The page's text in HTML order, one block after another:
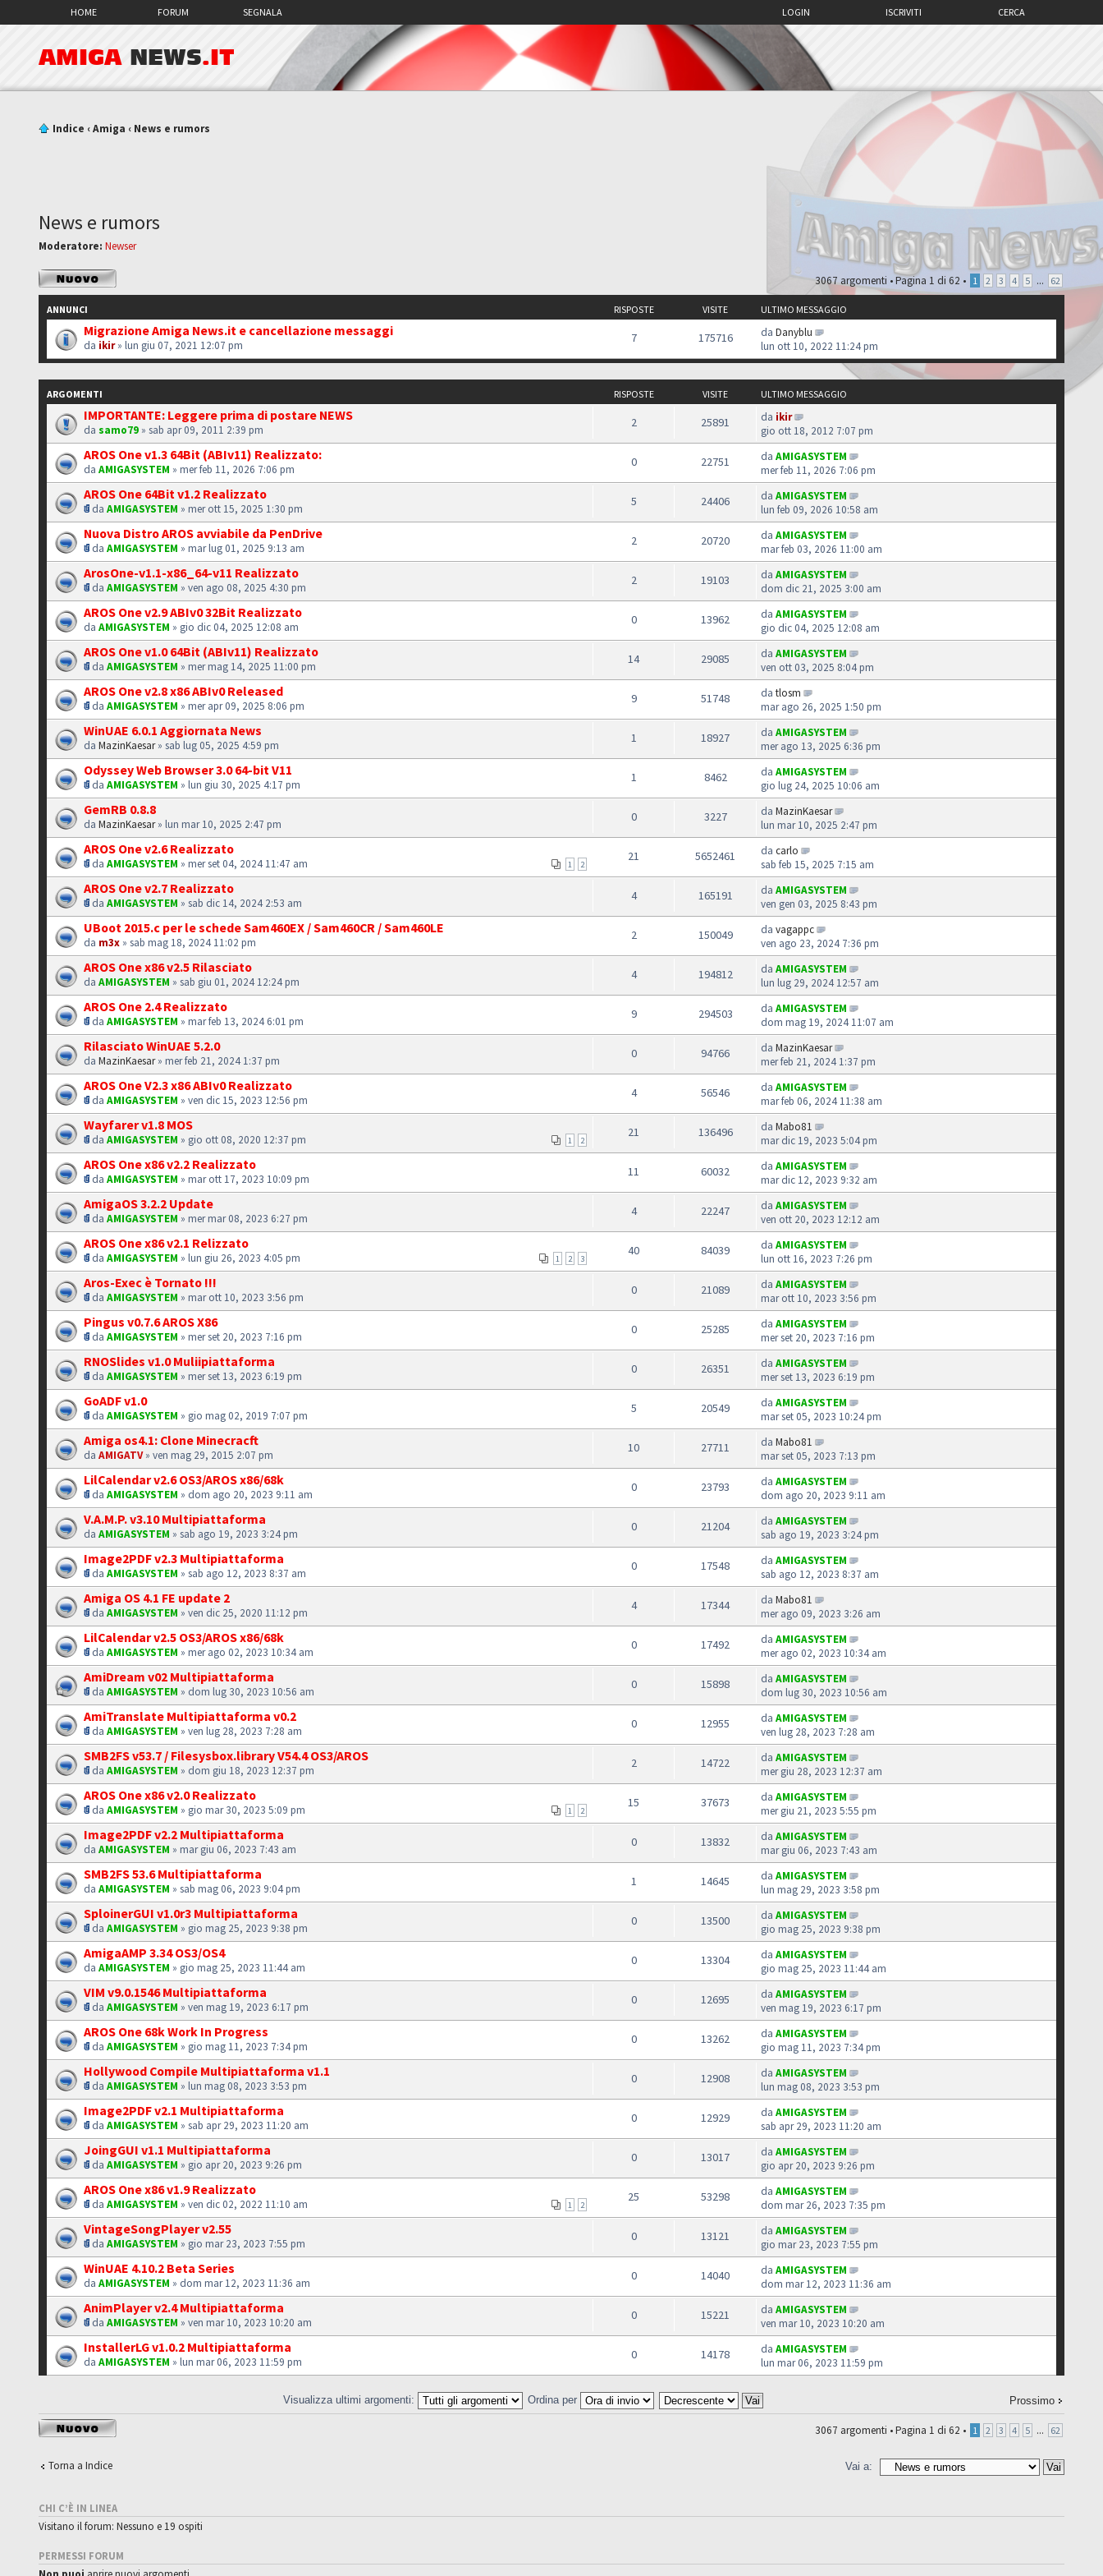
HOME FORUM SEGNALA CERCA
ISCRIVITI
LOGIN
AMIGA NEWS.IT
Indice ‹Amiga ‹ News e rumors
News e rumors
Moderatore: Newser
Scrivi un nuovo
argomento
3067 argomenti •Pagina 1 di 62 • 1 2 3 4 5 ... 62
ANNUNCI RISPOSTE VISITE ULTIMO MESSAGGIO
Migrazione Amiga News.it e cancellazione messaggi
da ikir» lun giu 07, 2021 12:07 pm
7 175716 da Danyblu
lun ott 10, 2022 11:24 pm
ARGOMENTI RISPOSTE VISITE ULTIMO MESSAGGIO
IMPORTANTE: Leggere prima di postare NEWS
da samo79 » sab apr 09, 2011 2:39 pm
2 25891 da ikir
gio ott 18, 2012 7:07 pm
AROS One v1.3 64Bit (ABIv11) Realizzato:
daAMIGASYSTEM » mer feb 11, 2026 7:06 pm
0 22751 da AMIGASYSTEM
mer feb 11, 2026 7:06 pm
AROS One 64Bit v1.2 Realizzato
daAMIGASYSTEM » mer ott 15, 2025 1:30 pm
5 24406 da AMIGASYSTEM
lun feb 09, 2026 10:58 am
Nuova Distro AROS avviabile da PenDrive
daAMIGASYSTEM » mar lug 01, 2025 9:13 am
2 20720 da AMIGASYSTEM
mar feb 03, 2026 11:00 am
ArosOne-v1.1-x86_64-v11 Realizzato
daAMIGASYSTEM » ven ago 08, 2025 4:30 pm
2 19103 da AMIGASYSTEM
dom dic 21, 2025 3:00 am
AROS One v2.9 ABIv0 32Bit Realizzato
daAMIGASYSTEM » gio dic 04, 2025 12:08 am
0 13962 da AMIGASYSTEM
gio dic 04, 2025 12:08 am
AROS One v1.0 64Bit (ABIv11) Realizzato
daAMIGASYSTEM » mer mag 14, 2025 11:00 pm
14 29085 da AMIGASYSTEM
ven ott 03, 2025 8:04 pm
AROS One v2.8 x86 ABIv0 Released
daAMIGASYSTEM » mer apr 09, 2025 8:06 pm
9 51748 da tlosm
mar ago 26, 2025 1:50 pm
WinUAE 6.0.1 Aggiornata News
daMazinKaesar» sab lug 05, 2025 4:59 pm
1 18927 da AMIGASYSTEM
mer ago 13, 2025 6:36 pm
Odyssey Web Browser 3.0 64-bit V11
daAMIGASYSTEM » lun giu 30, 2025 4:17 pm
1 8462 da AMIGASYSTEM
gio lug 24, 2025 10:06 am
GemRB 0.8.8
daMazinKaesar» lun mar 10, 2025 2:47 pm
0 3227 da MazinKaesar
lun mar 10, 2025 2:47 pm
AROS One v2.6 Realizzato
1 2
daAMIGASYSTEM » mer set 04, 2024 11:47 am
21 5652461 da carlo
sab feb 15, 2025 7:15 am
AROS One v2.7 Realizzato
daAMIGASYSTEM » sab dic 14, 2024 2:53 am
4 165191 da AMIGASYSTEM
ven gen 03, 2025 8:43 pm
UBoot 2015.c per le schede Sam460EX / Sam460CR / Sam460LE
da m3x » sab mag 18, 2024 11:02 pm
2 150049 da vagappc
ven ago 23, 2024 7:36 pm
AROS One x86 v2.5 Rilasciato
daAMIGASYSTEM » sab giu 01, 2024 12:24 pm
4 194812 da AMIGASYSTEM
lun lug 29, 2024 12:57 am
AROS One 2.4 Realizzato
daAMIGASYSTEM » mar feb 13, 2024 6:01 pm
9 294503 da AMIGASYSTEM
dom mag 19, 2024 11:07 am
Rilasciato WinUAE 5.2.0
daMazinKaesar» mer feb 21, 2024 1:37 pm
0 94766 da MazinKaesar
mer feb 21, 2024 1:37 pm
AROS One V2.3 x86 ABIv0 Realizzato
daAMIGASYSTEM » ven dic 15, 2023 12:56 pm
4 56546 da AMIGASYSTEM
mar feb 06, 2024 11:38 am
Wayfarer v1.8 MOS
1 2
daAMIGASYSTEM » gio ott 08, 2020 12:37 pm
21 136496 da Mabo81
mar dic 19, 2023 5:04 pm
AROS One x86 v2.2 Realizzato
daAMIGASYSTEM » mar ott 17, 2023 10:09 pm
11 60032 da AMIGASYSTEM
mar dic 12, 2023 9:32 am
AmigaOS 3.2.2 Update
daAMIGASYSTEM » mer mar 08, 2023 6:27 pm
4 22247 da AMIGASYSTEM
ven ott 20, 2023 12:12 am
AROS One x86 v2.1 Relizzato
1 2 3
daAMIGASYSTEM » lun giu 26, 2023 4:05 pm
40 84039 da AMIGASYSTEM
lun ott 16, 2023 7:26 pm
Aros-Exec è Tornato !!!
daAMIGASYSTEM » mar ott 10, 2023 3:56 pm
0 21089 da AMIGASYSTEM
mar ott 10, 2023 3:56 pm
Pingus v0.7.6 AROS X86
daAMIGASYSTEM » mer set 20, 2023 7:16 pm
0 25285 da AMIGASYSTEM
mer set 20, 2023 7:16 pm
RNOSlides v1.0 Muliipiattaforma
daAMIGASYSTEM » mer set 13, 2023 6:19 pm
0 26351 da AMIGASYSTEM
mer set 13, 2023 6:19 pm
GoADF v1.0
daAMIGASYSTEM » gio mag 02, 2019 7:07 pm
5 20549 da AMIGASYSTEM
mar set 05, 2023 10:24 pm
Amiga os4.1: Clone Minecracft
daAMIGATV» ven mag 29, 2015 2:07 pm
10 27711 da Mabo81
mar set 05, 2023 7:13 pm
LilCalendar v2.6 OS3/AROS x86/68k
daAMIGASYSTEM » dom ago 20, 2023 9:11 am
0 23793 da AMIGASYSTEM
dom ago 20, 2023 9:11 am
V.A.M.P. v3.10 Multipiattaforma
daAMIGASYSTEM » sab ago 19, 2023 3:24 pm
0 21204 da AMIGASYSTEM
sab ago 19, 2023 3:24 pm
Image2PDF v2.3 Multipiattaforma
daAMIGASYSTEM » sab ago 12, 2023 8:37 am
0 17548 da AMIGASYSTEM
sab ago 12, 2023 8:37 am
Amiga OS 4.1 FE update 2
daAMIGASYSTEM » ven dic 25, 2020 11:12 pm
4 17344 da Mabo81
mer ago 09, 2023 3:26 am
LilCalendar v2.5 OS3/AROS x86/68k
daAMIGASYSTEM » mer ago 02, 2023 10:34 am
0 17492 da AMIGASYSTEM
mer ago 02, 2023 10:34 am
AmiDream v02 Multipiattaforma
daAMIGASYSTEM » dom lug 30, 2023 10:56 am
0 15898 da AMIGASYSTEM
dom lug 30, 2023 10:56 am
AmiTranslate Multipiattaforma v0.2
daAMIGASYSTEM » ven lug 28, 2023 7:28 am
0 12955 da AMIGASYSTEM
ven lug 28, 2023 7:28 am
SMB2FS v53.7 / Filesysbox.library V54.4 OS3/AROS
daAMIGASYSTEM » dom giu 18, 2023 12:37 pm
2 14722 da AMIGASYSTEM
mer giu 28, 2023 12:37 am
AROS One x86 v2.0 Realizzato
1 2
daAMIGASYSTEM » gio mar 30, 2023 5:09 pm
15 37673 da AMIGASYSTEM
mer giu 21, 2023 5:55 pm
Image2PDF v2.2 Multipiattaforma
daAMIGASYSTEM » mar giu 06, 2023 7:43 am
0 13832 da AMIGASYSTEM
mar giu 06, 2023 7:43 am
SMB2FS 53.6 Multipiattaforma
daAMIGASYSTEM » sab mag 06, 2023 9:04 pm
1 14645 da AMIGASYSTEM
lun mag 29, 2023 3:58 pm
SploinerGUI v1.0r3 Multipiattaforma
daAMIGASYSTEM » gio mag 25, 2023 9:38 pm
0 13500 da AMIGASYSTEM
gio mag 25, 2023 9:38 pm
AmigaAMP 3.34 OS3/OS4
daAMIGASYSTEM » gio mag 25, 2023 11:44 am
0 13304 da AMIGASYSTEM
gio mag 25, 2023 11:44 am
VIM v9.0.1546 Multipiattaforma
daAMIGASYSTEM » ven mag 19, 2023 6:17 pm
0 12695 da AMIGASYSTEM
ven mag 19, 2023 6:17 pm
AROS One 68k Work In Progress
daAMIGASYSTEM » gio mag 11, 2023 7:34 pm
0 13262 da AMIGASYSTEM
gio mag 11, 2023 7:34 pm
Hollywood Compile Multipiattaforma v1.1
daAMIGASYSTEM » lun mag 08, 2023 3:53 pm
0 12908 da AMIGASYSTEM
lun mag 08, 2023 3:53 pm
Image2PDF v2.1 Multipiattaforma
daAMIGASYSTEM » sab apr 29, 2023 11:20 am
0 12929 da AMIGASYSTEM
sab apr 29, 2023 11:20 am
JoingGUI v1.1 Multipiattaforma
daAMIGASYSTEM » gio apr 20, 2023 9:26 pm
0 13017 da AMIGASYSTEM
gio apr 20, 2023 9:26 pm
AROS One x86 v1.9 Realizzato
1 2
daAMIGASYSTEM » ven dic 02, 2022 11:10 am
25 53298 da AMIGASYSTEM
dom mar 26, 2023 7:35 pm
VintageSongPlayer v2.55
daAMIGASYSTEM » gio mar 23, 2023 7:55 pm
0 13121 da AMIGASYSTEM
gio mar 23, 2023 7:55 pm
WinUAE 4.10.2 Beta Series
daAMIGASYSTEM » dom mar 12, 2023 11:36 am
0 14040 da AMIGASYSTEM
dom mar 12, 2023 11:36 am
AnimPlayer v2.4 Multipiattaforma
daAMIGASYSTEM » ven mar 10, 2023 10:20 am
0 15221 da AMIGASYSTEM
ven mar 10, 2023 10:20 am
InstallerLG v1.0.2 Multipiattaforma
daAMIGASYSTEM » lun mar 06, 2023 11:59 pm
0 14178 da AMIGASYSTEM
lun mar 06, 2023 11:59 pm
Prossimo
Visualizza ultimi argomenti: Ordina per
Scrivi un nuovo
argomento
3067 argomenti •Pagina 1 di 62 • 1 2 3 4 5 ... 62
Torna a Indice Vai a:
CHI C’È IN LINEA
Visitano il forum: Nessuno e 19 ospiti
PERMESSI FORUM